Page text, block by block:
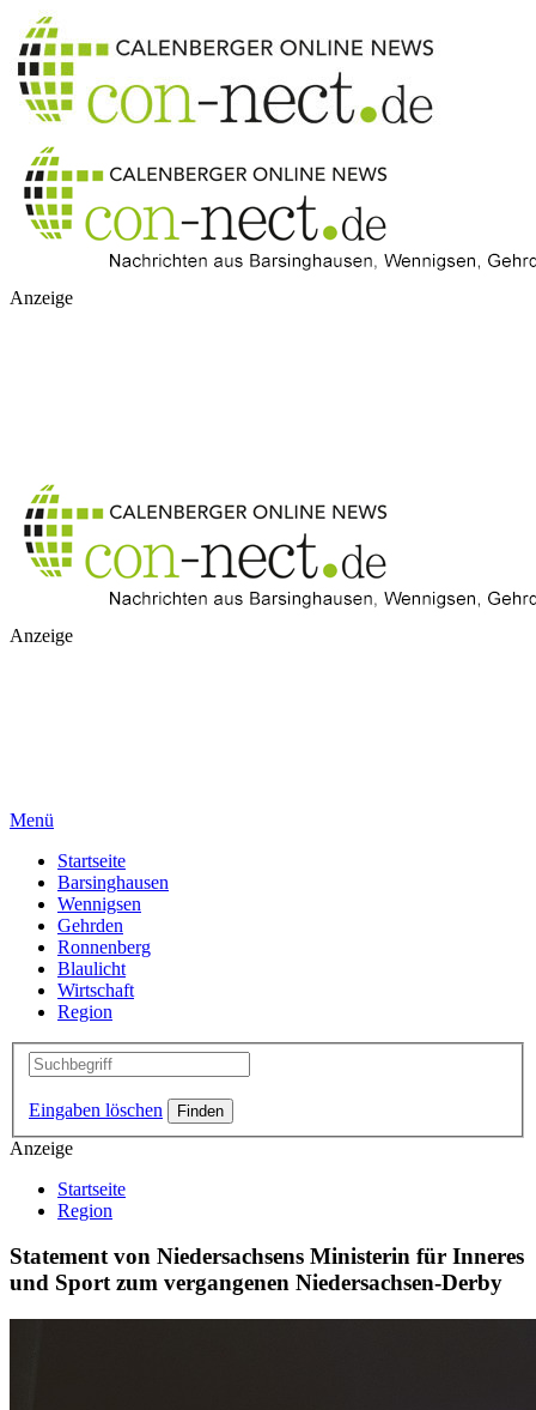
Anzeige
Anzeige
Menü
Startseite
Barsinghausen
Wennigsen
Gehrden
Ronnenberg
Blaulicht
Wirtschaft
Region
Eingaben löschen
Anzeige
Startseite
Region
Statement von Niedersachsens Ministerin für Inneres
und Sport zum vergangenen Niedersachsen-Derby